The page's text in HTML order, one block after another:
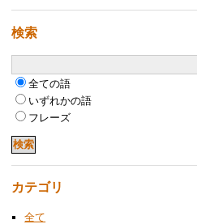
検索
全ての語
いずれかの語
フレーズ
カテゴリ
全て